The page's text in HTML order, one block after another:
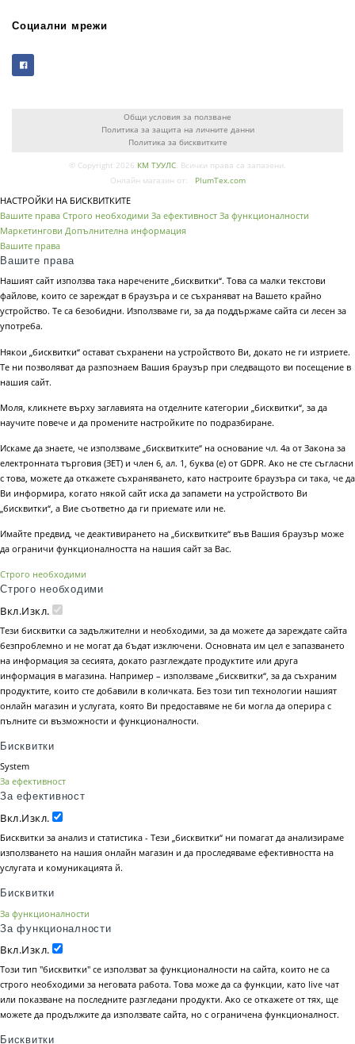
Социални мрежи
Общи условия за ползване
Политика за защита на личните данни
Политика за бисквитките
© Copyright 2026 КМ ТУУЛС. Всички права са запазени.
Онлайн магазин от:
PlumTex.com
НАСТРОЙКИ НА БИСКВИТКИТЕ
Вашите права Строго необходими За ефективност За функционалности
Маркетингови Допълнителна информация
Вашите права
Вашите права
Нашият сайт използва така наречените „бисквитки“. Това са малки текстови
файлове, които се зареждат в браузъра и се съхраняват на Вашето крайно
устройство. Те са безобидни. Използваме ги, за да поддържаме сайта си лесен за
употреба.
Някои „бисквитки“ остават съхранени на устройството Ви, докато не ги изтриете.
Те ни позволяват да разпознаем Вашия браузър при следващото ви посещение в
нашия сайт.
Моля, кликнете върху заглавията на отделните категории „бисквитки“, за да
научите повече и да промените настройките по подразбиране.
Искаме да знаете, че използваме „бисквитките“ на основание чл. 4а от Закона за
електронната търговия (ЗЕТ) и член 6, ал. 1, буква (е) от GDPR. Ако не сте съгласни
с това, можете да откажете съхраняването, като настроите браузъра си така, че да
Ви информира, когато някой сайт иска да запамети на устройството Ви
„бисквитки“, а Вие съответно да ги приемате или не.
Имайте предвид, че деактивирането на „бисквитките“ във Вашия браузър може
да ограничи функционалността на нашия сайт за Вас.
Строго необходими
Строго необходими
Вкл.Изкл.
Тези бисквитки са задължителни и необходими, за да можете да зареждате сайта
безпроблемно и не могат да бъдат изключени. Основната им цел е запазването
на информация за сесията, докато разглеждате продуктите или друга
информация в магазина. Например – използваме „бисквитки“, за да съхраним
продуктите, които сте добавили в количката. Без този тип технологии нашият
онлайн магазин и услугата, която Ви предоставяме не би могла да оперира с
пълните си възможности и функционалности.
Бисквитки
System
За ефективност
За ефективност
Вкл.Изкл.
Бисквитки за анализ и статистика - Тези „бисквитки“ ни помагат да анализираме
използването на нашия онлайн магазин и да проследяваме ефективността на
услугата и комуникацията й.
Бисквитки
За функционалности
За функционалности
Вкл.Изкл.
Този тип "бисквитки" се използват за функционалности на сайта, които не са
строго необходими за неговата работа. Това може да са функции, като live чат
или показване на последните разгледани продукти. Ако се откажете от тях, ще
можете да продължите да използвате сайта, но с ограничена функционалност.
Бисквитки